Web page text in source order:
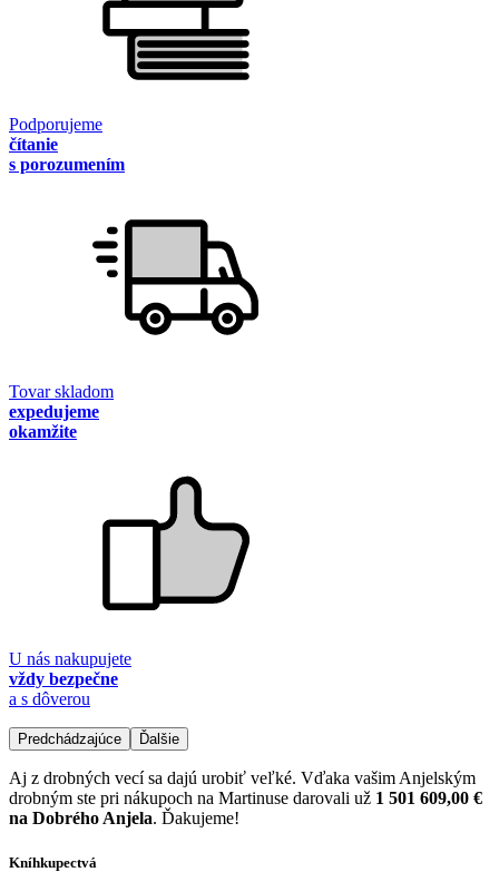
Podporujeme
čítanie
s porozumením
Tovar skladom
expedujeme
okamžite
U nás nakupujete
vždy bezpečne
a s dôverou
Predchádzajúce Ďalšie
Aj z drobných vecí sa dajú urobiť veľké. Vďaka vašim Anjelským
drobným ste pri nákupoch na Martinuse darovali už 1 501 609,00 €
na Dobrého Anjela. Ďakujeme!
Kníhkupectvá